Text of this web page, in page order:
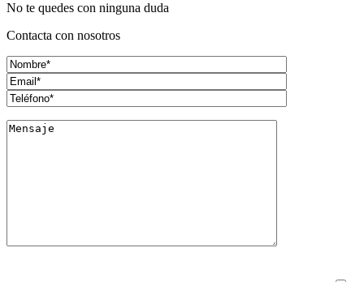
No te quedes con ninguna duda
Contacta con nosotros